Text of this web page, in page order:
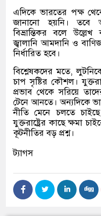
এদিকে ভারতের পক্ষ
জানানো হয়নি। তবে
বিভ্রান্তিকর বলে
জ্বালানি আমদানি ও
নির্ধারিত হবে।
বিশ্লেষকদের মতে,
চাপ সৃষ্টির কৌশল।
প্রভাব থেকে সরিয়ে
টেনে আনতে। অন্যদিকে
নীতি মেনে চলতে
যুক্তরাষ্ট্রের কাছে ক্ষমা
কূটনীতির বড় প্রশ্ন।
ট্যাগস